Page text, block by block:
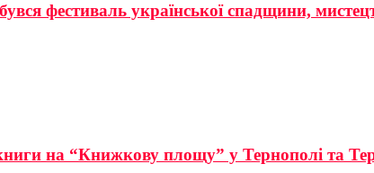
фестиваль української спадщини,
на “Книжкову площу” у Тернополі та